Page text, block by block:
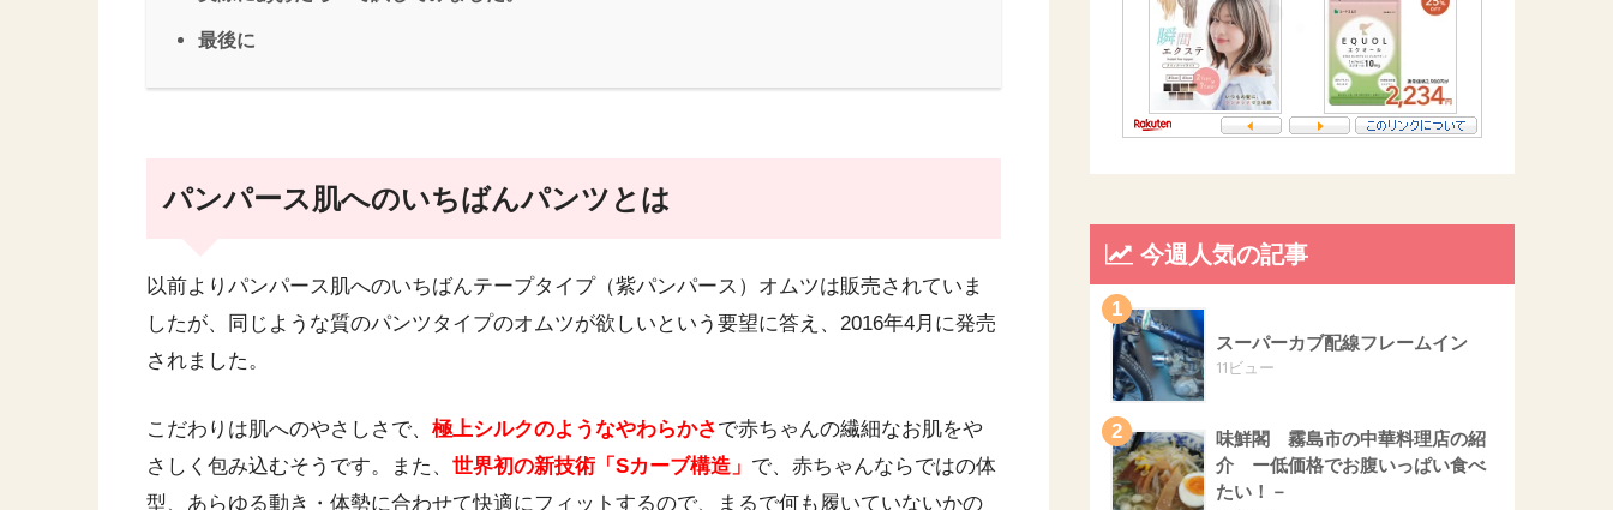
最後に
パンパース肌へのいちばんパンツとは
以前よりパンパース肌へのいちばんテープタイプ（紫パンパース）オムツは販売されていま
したが、同じような質のパンツタイプのオムツが欲しいという要望に答え、2016年4月に発売
されました。
こだわりは肌へのやさしさで、 極上シルクのようなやわらかさで赤ちゃんの繊細なお肌をや
さしく包み込むそうです。また、 世界初の新技術「Sカーブ構造」 で、赤ちゃんならではの体
型、あらゆる動き・体勢に合わせて快適にフィットするので、まるで何も履いていないかの
今週人気の記事
スーパーカブ配線フレームイン
11ビュー
味鮮閣 霧島市の中華料理店の紹
介 ー低価格でお腹いっぱい食べ
たい！－